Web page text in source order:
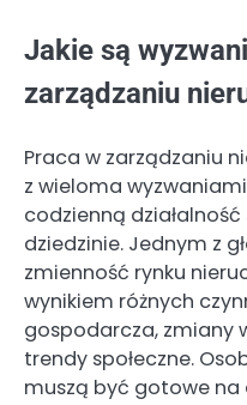
Jakie są
zarządzaniu
Praca w zarządzaniu
z wieloma
codzienną
dziedzinie. Jednym z
zmienność rynku
wynikiem różnych
gospodarcza, zmiany
trendy społeczne.
muszą być gotowe